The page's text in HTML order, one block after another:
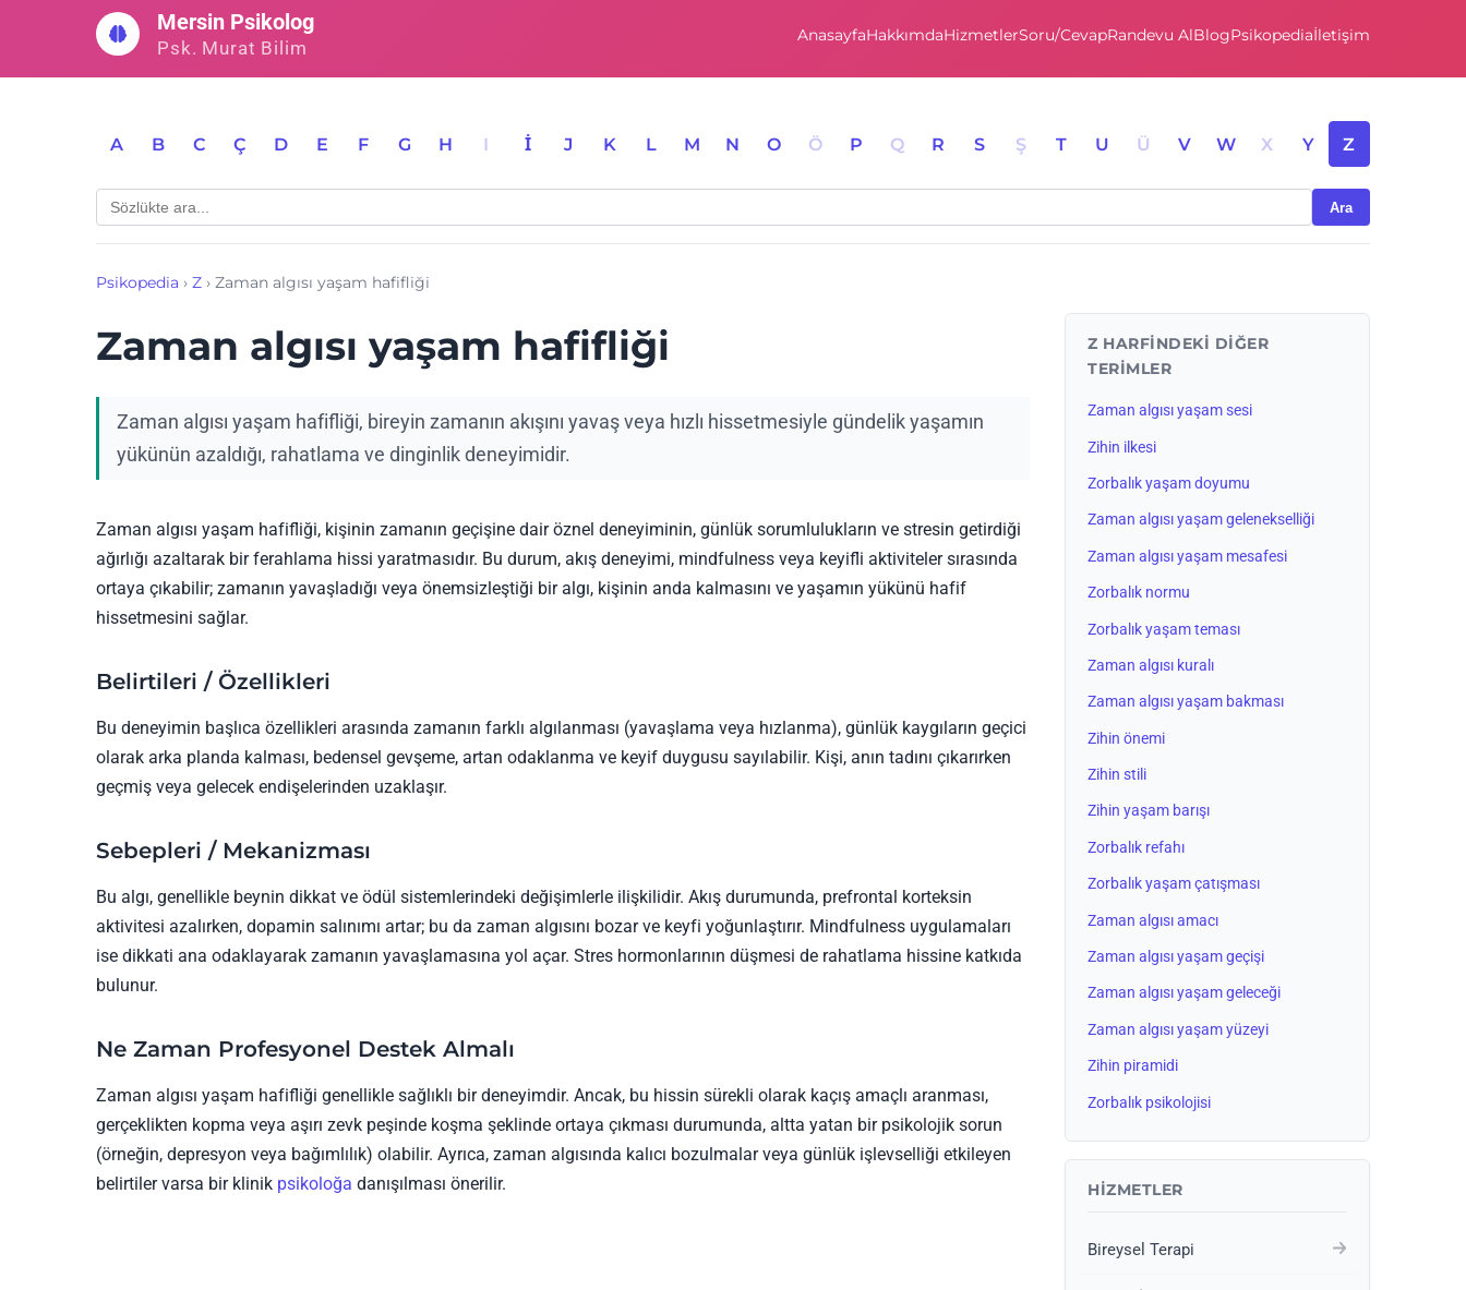
Mersin Psikolog
Psk. Murat Bilim
AnasayfaHakkımdaHizmetlerSoru/CevapRandevu AlBlogPsikopediaİletişim
A B C Ç D E F G H I İ J K L M N O Ö P Q R S Ş T U Ü V W X Y Z
Ara
Psikopedia › Z › Zaman algısı yaşam hafifliği
Zaman algısı yaşam hafifliği
Zaman algısı yaşam hafifliği, bireyin zamanın akışını yavaş veya hızlı hissetmesiyle gündelik yaşamın
yükünün azaldığı, rahatlama ve dinginlik deneyimidir.
Zaman algısı yaşam hafifliği, kişinin zamanın geçişine dair öznel deneyiminin, günlük sorumlulukların ve stresin getirdiği
ağırlığı azaltarak bir ferahlama hissi yaratmasıdır. Bu durum, akış deneyimi, mindfulness veya keyifli aktiviteler sırasında
ortaya çıkabilir; zamanın yavaşladığı veya önemsizleştiği bir algı, kişinin anda kalmasını ve yaşamın yükünü hafif
hissetmesini sağlar.
Belirtileri / Özellikleri
Bu deneyimin başlıca özellikleri arasında zamanın farklı algılanması (yavaşlama veya hızlanma), günlük kaygıların geçici
olarak arka planda kalması, bedensel gevşeme, artan odaklanma ve keyif duygusu sayılabilir. Kişi, anın tadını çıkarırken
geçmiş veya gelecek endişelerinden uzaklaşır.
Sebepleri / Mekanizması
Bu algı, genellikle beynin dikkat ve ödül sistemlerindeki değişimlerle ilişkilidir. Akış durumunda, prefrontal korteksin
aktivitesi azalırken, dopamin salınımı artar; bu da zaman algısını bozar ve keyfi yoğunlaştırır. Mindfulness uygulamaları
ise dikkati ana odaklayarak zamanın yavaşlamasına yol açar. Stres hormonlarının düşmesi de rahatlama hissine katkıda
bulunur.
Ne Zaman Profesyonel Destek Almalı
Zaman algısı yaşam hafifliği genellikle sağlıklı bir deneyimdir. Ancak, bu hissin sürekli olarak kaçış amaçlı aranması,
gerçeklikten kopma veya aşırı zevk peşinde koşma şeklinde ortaya çıkması durumunda, altta yatan bir psikolojik sorun
(örneğin, depresyon veya bağımlılık) olabilir. Ayrıca, zaman algısında kalıcı bozulmalar veya günlük işlevselliği etkileyen
belirtiler varsa bir klinik psikoloğa danışılması önerilir.
Z HARFINDEKI DIĞER
TERIMLER
Zaman algısı yaşam sesi
Zihin ilkesi
Zorbalık yaşam doyumu
Zaman algısı yaşam gelenekselliği
Zaman algısı yaşam mesafesi
Zorbalık normu
Zorbalık yaşam teması
Zaman algısı kuralı
Zaman algısı yaşam bakması
Zihin önemi
Zihin stili
Zihin yaşam barışı
Zorbalık refahı
Zorbalık yaşam çatışması
Zaman algısı amacı
Zaman algısı yaşam geçişi
Zaman algısı yaşam geleceği
Zaman algısı yaşam yüzeyi
Zihin piramidi
Zorbalık psikolojisi
HIZMETLER
Bireysel Terapi